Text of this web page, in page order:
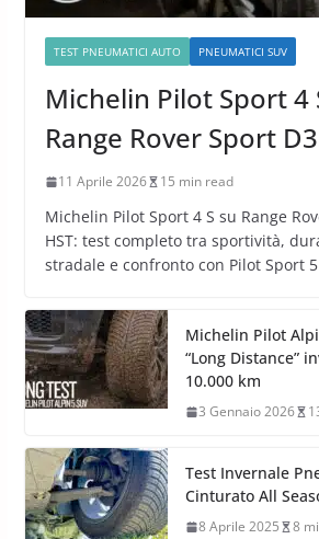
TEST PNEUMATICI AUTO PNEUMATICI SUV
Michelin Pilot Sport 4
Range Rover Sport
11 Aprile 2026 15 min read
Michelin Pilot Sport 4 S su Range
HST: test completo tra sportività,
stradale e confronto con Pilot Sport
Michelin Pilot
“Long Distance”
10.000 km
3 Gennaio 2026
Test Invernale
Cinturato All
8 Aprile 2025 8